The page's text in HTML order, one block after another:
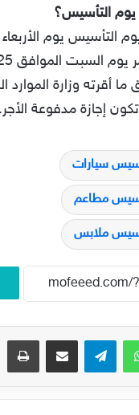
يوم التأسيس؟
ما أقرته وزارة الموارد
إجازة مدفوعة الأجر.
سيارات
مطاعم
ملابس
واتساب تيلقرام مشاركة عبر البريد